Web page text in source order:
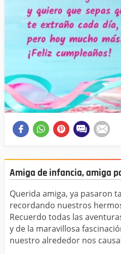
Amiga de infancia, amiga
Querida amiga, ya pasaron
recordando nuestros
Recuerdo todas las
y de la maravillosa
nuestro alrededor nos